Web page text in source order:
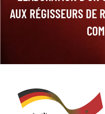
AUX RÉGISSEURS DE